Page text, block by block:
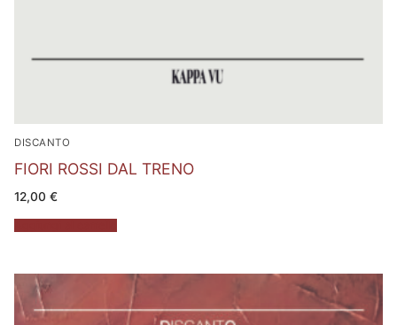
DISCANTO
FIORI ROSSI DAL TRENO
12,00 €